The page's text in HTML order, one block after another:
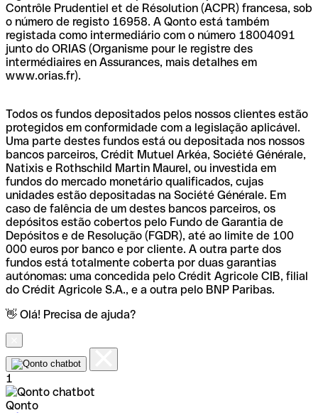
Contrôle Prudentiel et de Résolution (ACPR) francesa, sob
o número de registo 16958. A Qonto está também
registada como intermediário com o número 18004091
junto do ORIAS (Organisme pour le registre des
intermédiaires en Assurances, mais detalhes em
www.orias.fr).
Todos os fundos depositados pelos nossos clientes estão
protegidos em conformidade com a legislação aplicável.
Uma parte destes fundos está ou depositada nos nossos
bancos parceiros, Crédit Mutuel Arkéa, Société Générale,
Natixis e Rothschild Martin Maurel, ou investida em
fundos do mercado monetário qualificados, cujas
unidades estão depositadas na Société Générale. Em
caso de falência de um destes bancos parceiros, os
depósitos estão cobertos pelo Fundo de Garantia de
Depósitos e de Resolução (FGDR), até ao limite de 100
000 euros por banco e por cliente. A outra parte dos
fundos está totalmente coberta por duas garantias
autónomas: uma concedida pelo Crédit Agricole CIB, filial
do Crédit Agricole S.A., e a outra pelo BNP Paribas.
👋 Olá! Precisa de ajuda?
1
Qonto